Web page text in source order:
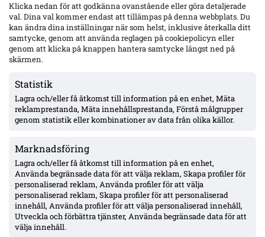
Klicka nedan för att godkänna ovanstående eller göra detaljerade
val. Dina val kommer endast att tillämpas på denna webbplats. Du
kan ändra dina inställningar när som helst, inklusive återkalla ditt
samtycke, genom att använda reglagen på cookiepolicyn eller
genom att klicka på knappen hantera samtycke längst ned på
skärmen.
Statistik
Lagra och/eller få åtkomst till information på en enhet, Mäta
reklamprestanda, Mäta innehållsprestanda, Förstå målgrupper
genom statistik eller kombinationer av data från olika källor.
Marknadsföring
Lagra och/eller få åtkomst till information på en enhet,
Använda begränsade data för att välja reklam, Skapa profiler för
personaliserad reklam, Använda profiler för att välja
personaliserad reklam, Skapa profiler för att personaliserad
innehåll, Använda profiler för att välja personaliserad innehåll,
Utveckla och förbättra tjänster, Använda begränsade data för att
välja innehåll.
Norrköping i Ligacupen
Mjällby mot rekordresultat – 56 mkr eget kapital; ”Allsvenskan
Häcken: Seger klar med rehab – tillbaka efter tre månaders
knäskada, siktar på hösten
Hammarbys Hahn efter nollan borta mot Rakow – avfärdar
formsvacka, retur 13 augusti
Efter skrivbordsförlusten: Kalmar och Ljungskile i
föreningssamarbete – gör Tyrén spelklar för resten av
Superettan